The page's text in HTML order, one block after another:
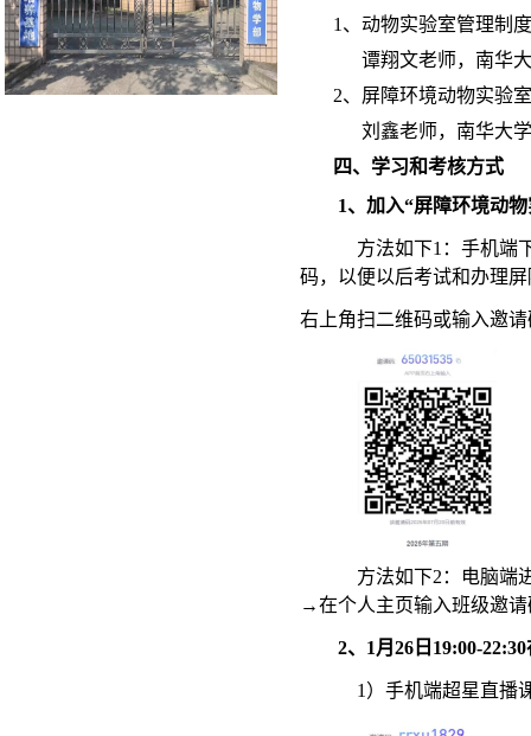
1、动物实验室管理制
谭翔文老师，南华
2、屏障环境动物实验
刘鑫老师，南华大
四、学习和考核方式
1、加入“屏障环境动
方法如下1： 手机端
码，以便以后考试和办理
右上角扫二维码或输入邀请
方法如下2：电脑端
→在个人主页输入班级邀请
2、1月26日 19:00-
1）手机端超星直播